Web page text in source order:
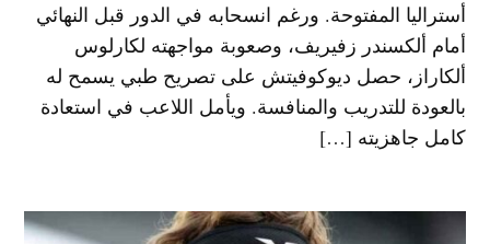
أستراليا المفتوحة. ورغم انسحابه في الدور قبل النهائي
أمام ألكسندر زفيريف، وصعوبة مواجهته لكارلوس
ألكاراز، حصل ديوكوفيتش على تصريح طبي يسمح له
بالعودة للتدريب والمنافسة. ويأمل اللاعب في استعادة
كامل جاهزيته […]